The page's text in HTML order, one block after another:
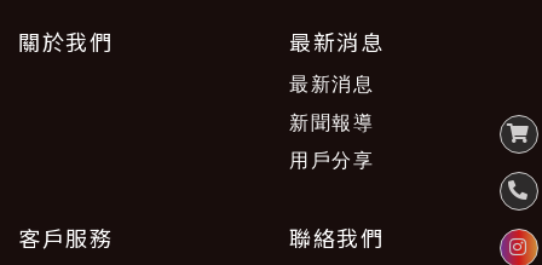
關於我們 最新消息
最新消息
新聞報導
用戶分享
客戶服務 聯絡我們